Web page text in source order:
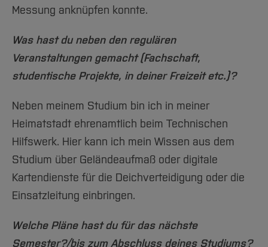
Messung anknüpfen konnte.
Was hast du neben den regulären
Veranstaltungen gemacht (Fachschaft,
studentische Projekte, in deiner Freizeit etc.)?
Neben meinem Studium bin ich in meiner
Heimatstadt ehrenamtlich beim Technischen
Hilfswerk. Hier kann ich mein Wissen aus dem
Studium über Geländeaufmaß oder digitale
Kartendienste für die Deichverteidigung oder die
Einsatzleitung einbringen.
Welche Pläne hast du für das nächste
Semester?/bis zum Abschluss deines Studiums?